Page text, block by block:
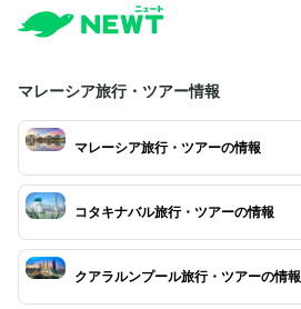
マレーシア旅行・ツアー情報
マレーシア旅行・ツアーの情報
コタキナバル旅行・ツアーの情報
クアラルンプール旅行・ツアーの情報